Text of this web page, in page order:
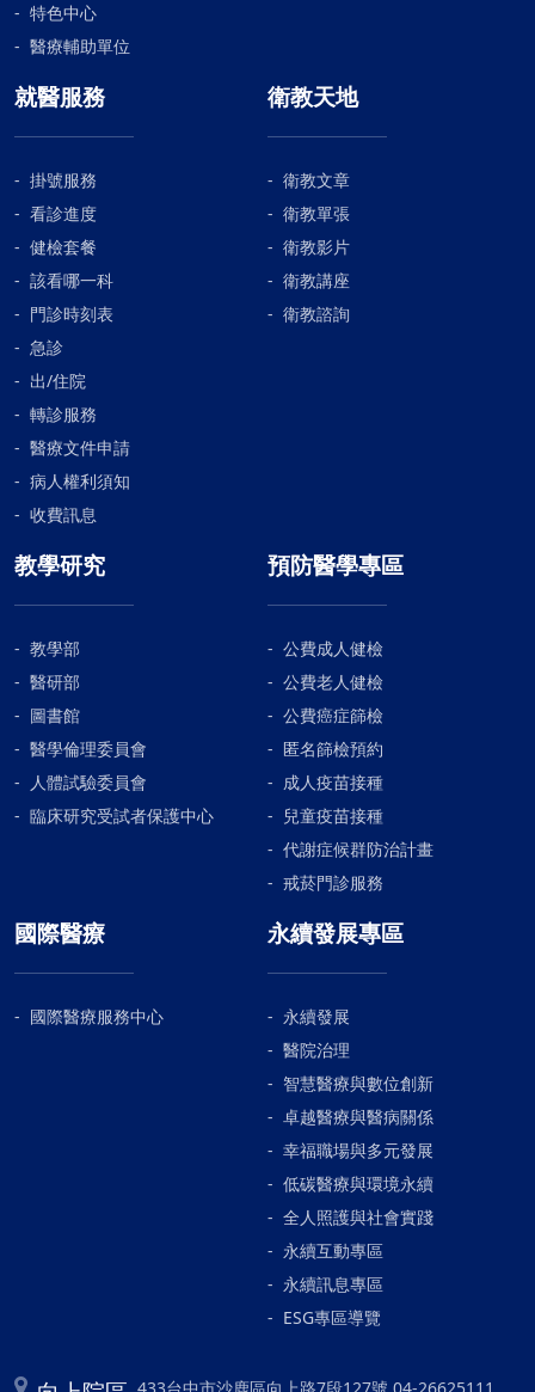
特色中心
醫療輔助單位
就醫服務
掛號服務
看診進度
健檢套餐
該看哪一科
門診時刻表
急診
出/住院
轉診服務
醫療文件申請
病人權利須知
收費訊息
衛教天地
衛教文章
衛教單張
衛教影片
衛教講座
衛教諮詢
教學研究
教學部
醫研部
圖書館
醫學倫理委員會
人體試驗委員會
臨床研究受試者保護中心
預防醫學專區
公費成人健檢
公費老人健檢
公費癌症篩檢
匿名篩檢預約
成人疫苗接種
兒童疫苗接種
代謝症候群防治計畫
戒菸門診服務
國際醫療
國際醫療服務中心
永續發展專區
永續發展
醫院治理
智慧醫療與數位創新
卓越醫療與醫病關係
幸福職場與多元發展
低碳醫療與環境永續
全人照護與社會實踐
永續互動專區
永續訊息專區
ESG專區導覽